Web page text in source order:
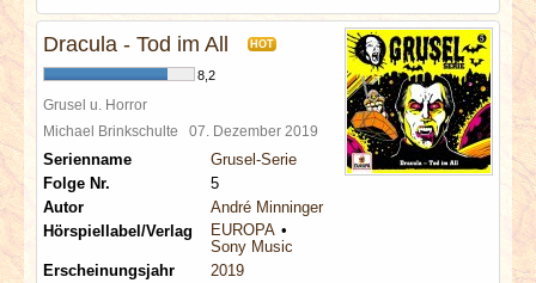
Dracula - Tod im All HOT
8,2
Grusel u. Horror
Michael Brinkschulte 07. Dezember 2019
Serienname
Grusel-Serie
Folge Nr.
5
Autor
André Minninger
Hörspiellabel/Verlag
EUROPA
Sony Music
Erscheinungsjahr
2019